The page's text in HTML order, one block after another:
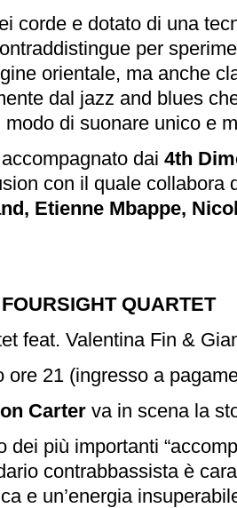
corde e dotato di una
per
orientale, ma anche
dal jazz and blues
di suonare unico e
dai 4th
con il quale collabora
Etienne Mbappe,
QUARTET
feat. Valentina Fin &
ore 21 (ingresso a
Carter va in scena la
dei più importanti
contrabbassista è
e un’energia